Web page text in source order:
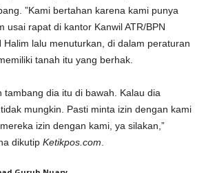
”Kami bertahan karena kami punya
usai rapat di kantor Kanwil ATR/BPN
Halim lalu menuturkan, di dalam peraturan
tanah itu yang berhak.
tambang dia itu di bawah. Kalau dia
mungkin. Pasti minta izin dengan kami
izin dengan kami, ya silakan,”
dikutip Ketikpos.com